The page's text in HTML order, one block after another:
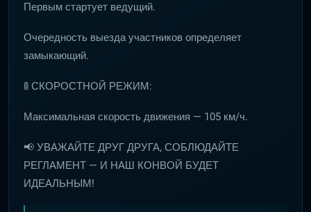
Первым стартует ведущий.
Очередность выезда участников определяет
замыкающий.
🚦 СКОРОСТНОЙ РЕЖИМ:
Максимальная скорость движения — 105 км/ч.
📢 УВАЖАЙТЕ ДРУГ ДРУГА, СОБЛЮДАЙТЕ
РЕГЛАМЕНТ — И НАШ КОНВОЙ БУДЕТ
ИДЕАЛЬНЫМ!